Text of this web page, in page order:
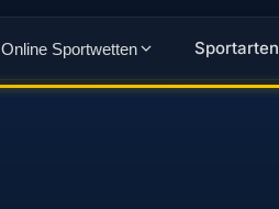
Online Sportwetten Sportarten